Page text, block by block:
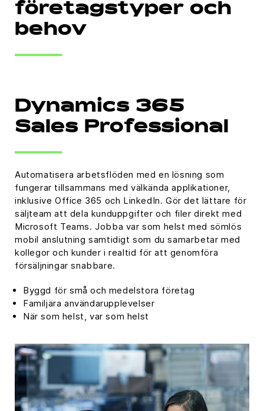
företagstyper och
behov
Dynamics 365
Sales Professional
Automatisera arbetsflöden med en lösning som
fungerar tillsammans med välkända applikationer,
inklusive Office 365 och LinkedIn. Gör det lättare för
säljteam att dela kunduppgifter och filer direkt med
Microsoft Teams. Jobba var som helst med sömlös
mobil anslutning samtidigt som du samarbetar med
kollegor och kunder i realtid för att genomföra
försäljningar snabbare.
Byggd för små och medelstora företag
Familjära användarupplevelser
När som helst, var som helst